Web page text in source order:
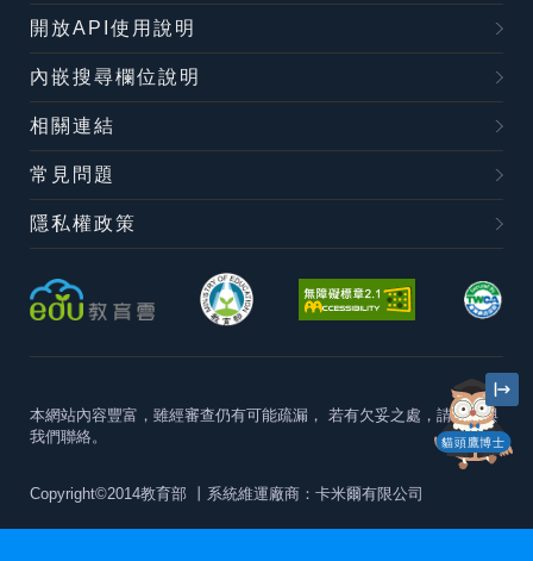
貓頭鷹博士
開放API使用說明
內嵌搜尋欄位說明
相關連結
常見問題
隱私權政策
本網站內容豐富，雖經審查仍有可能疏漏， 若有欠妥之處，請隨時與
我們聯絡。
Copyright©2014教育部 丨系統維運廠商：卡米爾有限公司